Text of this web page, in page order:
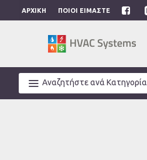
ΑΡΧΙΚΉ ΠΟΙΟΙ ΕΊΜΑΣΤΕ
Αναζητήστε ανά Κατηγορία